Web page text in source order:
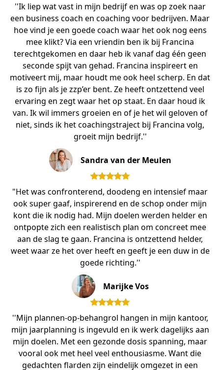
''Ik liep wat vast in mijn bedrijf en was op zoek naar
een business coach en coaching voor bedrijven. Maar
hoe vind je een goede coach waar het ook nog eens
mee klikt? Via een vriendin ben ik bij Francina
terechtgekomen en daar heb ik vanaf dag één geen
seconde spijt van gehad. Francina inspireert en
motiveert mij, maar houdt me ook heel scherp. En dat
is zo fijn als je zzp’er bent. Ze heeft ontzettend veel
ervaring en zegt waar het op staat. En daar houd ik
van. Ik wil immers groeien en of je het wil geloven of
niet, sinds ik het coachingstraject bij Francina volg,
groeit mijn bedrijf.''
Sandra van der Meulen
"Het was confronterend, doodeng en intensief maar
ook super gaaf, inspirerend en de schop onder mijn
kont die ik nodig had. Mijn doelen werden helder en
ontpopte zich een realistisch plan om concreet mee
aan de slag te gaan. Francina is ontzettend helder,
weet waar ze het over heeft en geeft je een duw in de
goede richting.''
Marijke Vos
''Mijn plannen-op-behangrol hangen in mijn kantoor,
mijn jaarplanning is ingevuld en ik werk dagelijks aan
mijn doelen. Met een gezonde dosis spanning, maar
vooral ook met heel veel enthousiasme. Want die
gedachten flarden zijn eindelijk omgezet in een